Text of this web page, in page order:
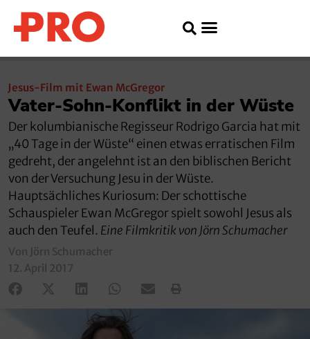
Jesus-Film mit Ewan McGregor
Vater-Sohn-Konflikt in der Wüste
Der kolumbianische Regisseur Rodrigo Garcia hat mit
„40 Tage in der Wüste“ einen etwas erratischen Film
gedreht, der angelehnt ist an den biblischen Bericht
von der Versuchung Jesu in der Wüste.
Hauptsächliches Kuriosum: Der schottische
Schauspieler Ewan McGregor spielt sowohl Jesus als
auch den Teufel. Eine Filmkritik von Jörn Schumacher
Von Jörn Schumacher
12. April 2017